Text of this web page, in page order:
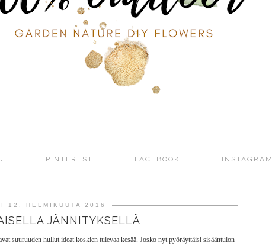
PINTEREST FACEBOOK INSTAGRAM
12. HELMIKUUTA 2016
JÄNNITYKSELLÄ
suuruuden hullut ideat koskien tulevaa kesää. Josko nyt pyöräyttäisi sisääntulon